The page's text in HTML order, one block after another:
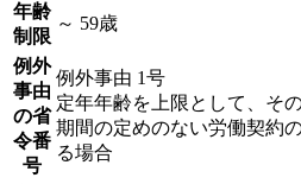
年齢
制限
～ 59歳
例外
事由
の省
令番
号
例外事由 1号
定年年齢を上限として、そ
期間の定めのない労働契約
る場合